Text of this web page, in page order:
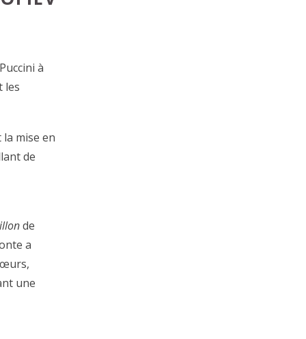
à
les
mise en
de
de
a
une